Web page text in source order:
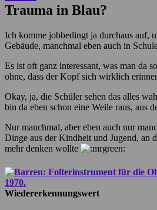
Trauma in Blau?
Ich komme jobbedingt ja durchaus auf,
Gebäude, manchmal eben auch in
Es ist oft ganz interessant, was man da
ohne, dass der Kopf sich wirklich
Okay, ja, die Schüler sehen das alles
bin da eben schon eine Weile raus, aus
Nur manchmal, aber eben auch nur
Dinge aus der Kindheit und Jugend, an
mehr denken wollte
Wiedererkennungswert